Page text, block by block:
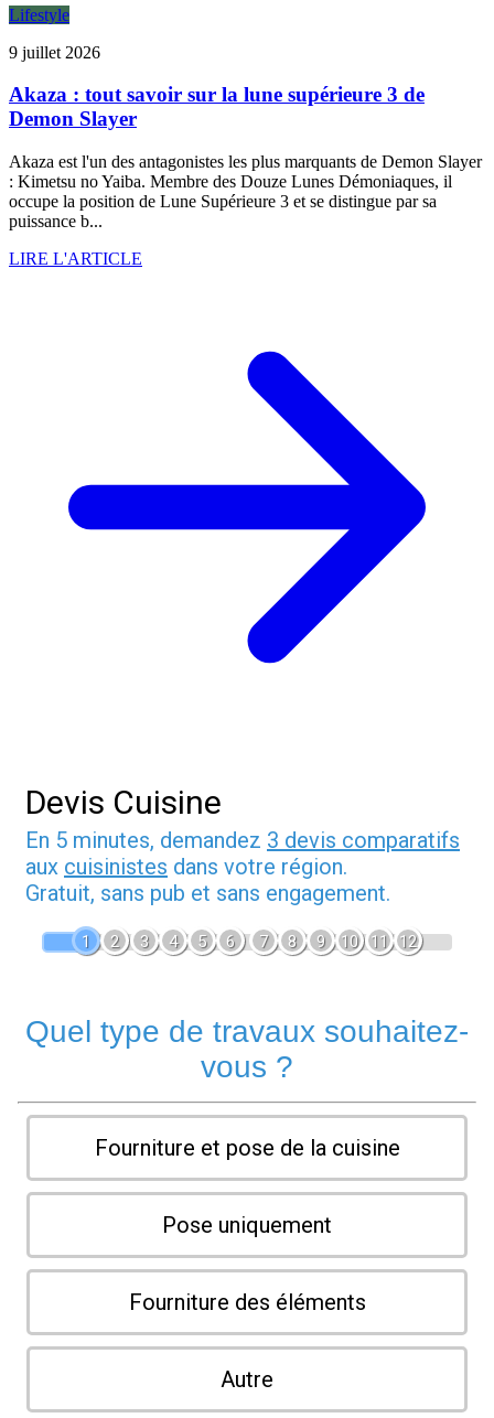
Lifestyle
9 juillet 2026
Akaza : tout savoir sur la lune supérieure 3 de
Demon Slayer
Akaza est l'un des antagonistes les plus marquants de Demon Slayer
: Kimetsu no Yaiba. Membre des Douze Lunes Démoniaques, il
occupe la position de Lune Supérieure 3 et se distingue par sa
puissance b...
LIRE L'ARTICLE
Devis Cuisine
En 5 minutes, demandez 3 devis comparatifs
aux cuisinistes dans votre région.
Gratuit, sans pub et sans engagement.
1 2 3 4 5 6 7 8 9 10 11 12
Quel type de travaux souhaitez-
vous ?
Fourniture et pose de la cuisine
Pose uniquement
Fourniture des éléments
Autre